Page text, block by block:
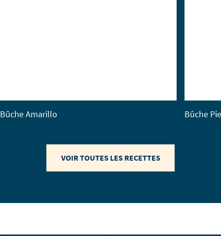
Bûche Amarillo Bûche
VOIR TOUTES LES RECETTES